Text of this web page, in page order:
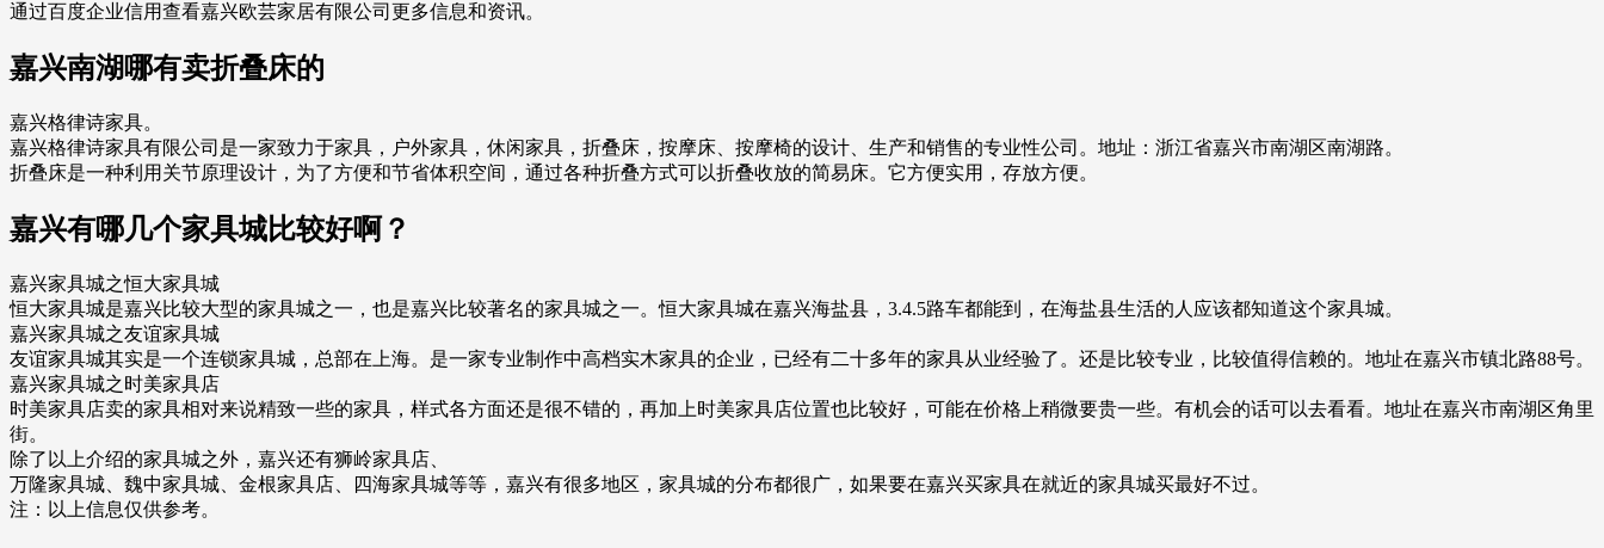
通过百度企业信用查看嘉兴欧芸家居有限公司更多信息和资讯。
嘉兴南湖哪有卖折叠床的
嘉兴格律诗家具。
嘉兴格律诗家具有限公司是一家致力于家具，户外家具，休闲家具，折叠床，按摩床、按摩椅的设计、生产和销售的专业性公司。地址：浙江省嘉兴市南湖区南湖路。
折叠床是一种利用关节原理设计，为了方便和节省体积空间，通过各种折叠方式可以折叠收放的简易床。它方便实用，存放方便。
嘉兴有哪几个家具城比较好啊？
嘉兴家具城之恒大家具城
恒大家具城是嘉兴比较大型的家具城之一，也是嘉兴比较著名的家具城之一。恒大家具城在嘉兴海盐县，3.4.5路车都能到，在海盐县生活的人应该都知道这个家具城。
嘉兴家具城之友谊家具城
友谊家具城其实是一个连锁家具城，总部在上海。是一家专业制作中高档实木家具的企业，已经有二十多年的家具从业经验了。还是比较专业，比较值得信赖的。地址在嘉兴市镇北路88号。
嘉兴家具城之时美家具店
时美家具店卖的家具相对来说精致一些的家具，样式各方面还是很不错的，再加上时美家具店位置也比较好，可能在价格上稍微要贵一些。有机会的话可以去看看。地址在嘉兴市南湖区角里
街。
除了以上介绍的家具城之外，嘉兴还有狮岭家具店、
万隆家具城、魏中家具城、金根家具店、四海家具城等等，嘉兴有很多地区，家具城的分布都很广，如果要在嘉兴买家具在就近的家具城买最好不过。
注：以上信息仅供参考。